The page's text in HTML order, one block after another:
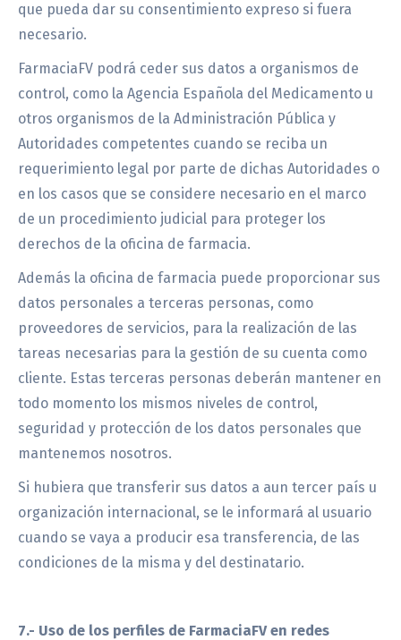
que pueda dar su consentimiento expreso si fuera
necesario.
FarmaciaFV podrá ceder sus datos a organismos de
control, como la Agencia Española del Medicamento u
otros organismos de la Administración Pública y
Autoridades competentes cuando se reciba un
requerimiento legal por parte de dichas Autoridades o
en los casos que se considere necesario en el marco
de un procedimiento judicial para proteger los
derechos de la oficina de farmacia.
Además la oficina de farmacia puede proporcionar sus
datos personales a terceras personas, como
proveedores de servicios, para la realización de las
tareas necesarias para la gestión de su cuenta como
cliente. Estas terceras personas deberán mantener en
todo momento los mismos niveles de control,
seguridad y protección de los datos personales que
mantenemos nosotros.
Si hubiera que transferir sus datos a aun tercer país u
organización internacional, se le informará al usuario
cuando se vaya a producir esa transferencia, de las
condiciones de la misma y del destinatario.
7.- Uso de los perfiles de FarmaciaFV en redes